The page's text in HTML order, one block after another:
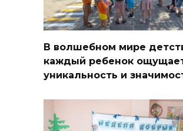
В волшебном мире
каждый ребенок
уникальность и